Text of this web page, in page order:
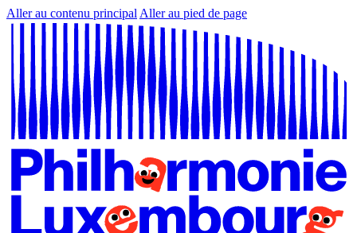
Aller au contenu principal Aller au pied de page